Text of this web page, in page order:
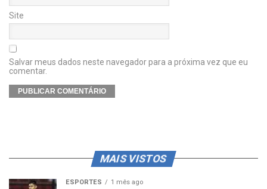
Site
Salvar meus dados neste navegador para a próxima vez que eu
comentar.
MAIS VISTOS
ESPORTES 1 mês ago